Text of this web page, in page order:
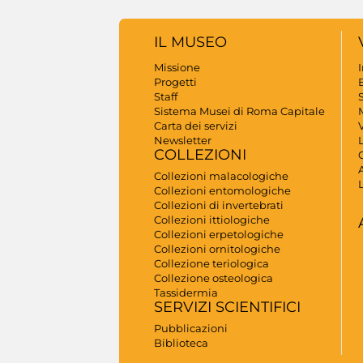
IL MUSEO
Missione
Progetti
Staff
Sistema Musei di Roma Capitale
Carta dei servizi
Newsletter
COLLEZIONI
Collezioni malacologiche
Collezioni entomologiche
Collezioni di invertebrati
Collezioni ittiologiche
Collezioni erpetologiche
Collezioni ornitologiche
Collezione teriologica
Collezione osteologica
Tassidermia
SERVIZI SCIENTIFICI
Pubblicazioni
Biblioteca